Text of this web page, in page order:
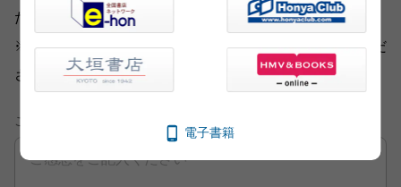
ださい。
※ご意見・ご感想以外は、
こちらから各部門にお送りくだ
さい。
ご意見・ご感想
電子書籍